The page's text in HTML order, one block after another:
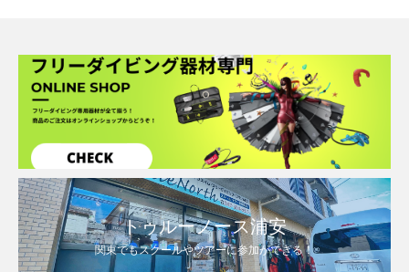
トゥルーノース浦安
関東でもスクールやツアーに参加ができる！